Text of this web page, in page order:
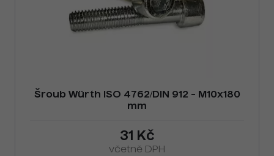
Šroub Würth ISO 4762/DIN 912 - M10x180
mm
31 Kč
včetně DPH